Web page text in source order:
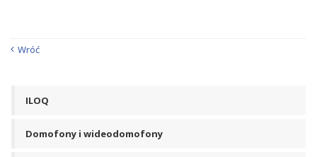
Wróć
ILOQ
Domofony i wideodomofony